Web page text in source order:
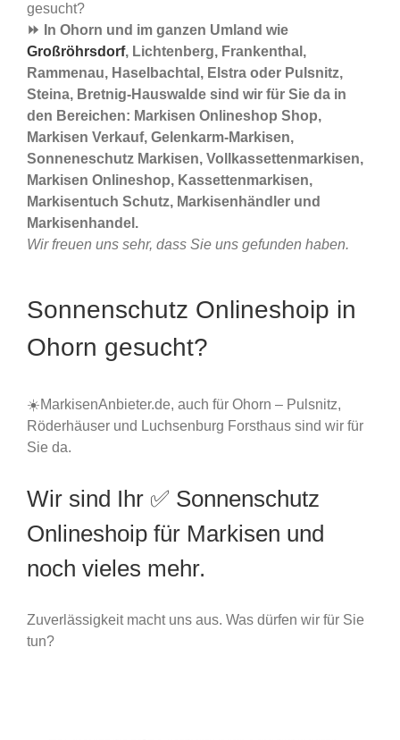
gesucht?
⏩ In Ohorn und im ganzen Umland wie
Großröhrsdorf, Lichtenberg, Frankenthal,
Rammenau, Haselbachtal, Elstra oder Pulsnitz,
Steina, Bretnig-Hauswalde sind wir für Sie da in
den Bereichen: Markisen Onlineshop Shop,
Markisen Verkauf, Gelenkarm-Markisen,
Sonneneschutz Markisen, Vollkassettenmarkisen,
Markisen Onlineshop, Kassettenmarkisen,
Markisentuch Schutz, Markisenhändler und
Markisenhandel.
Wir freuen uns sehr, dass Sie uns gefunden haben.
Sonnenschutz Onlineshoip in
Ohorn gesucht?
☀️MarkisenAnbieter.de, auch für Ohorn – Pulsnitz,
Röderhäuser und Luchsenburg Forsthaus sind wir für
Sie da.
Wir sind Ihr ✅ Sonnenschutz
Onlineshoip für Markisen und
noch vieles mehr.
Zuverlässigkeit macht uns aus. Was dürfen wir für Sie
tun?